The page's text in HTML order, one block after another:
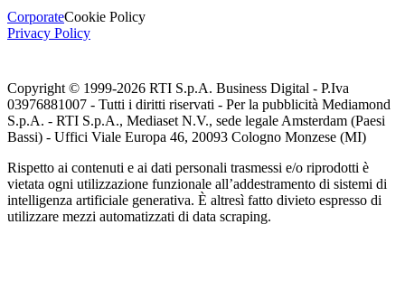
CorporateCookie Policy
Privacy Policy
Copyright © 1999-2026 RTI S.p.A. Business Digital - P.Iva
03976881007 - Tutti i diritti riservati - Per la pubblicità Mediamond
S.p.A. - RTI S.p.A., Mediaset N.V., sede legale Amsterdam (Paesi
Bassi) - Uffici Viale Europa 46, 20093 Cologno Monzese (MI)
Rispetto ai contenuti e ai dati personali trasmessi e/o riprodotti è
vietata ogni utilizzazione funzionale all’addestramento di sistemi di
intelligenza artificiale generativa. È altresì fatto divieto espresso di
utilizzare mezzi automatizzati di data scraping.